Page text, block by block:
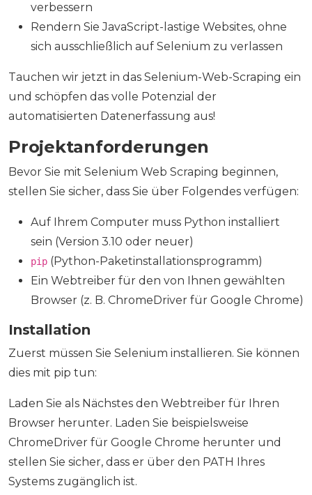
verbessern
Rendern Sie JavaScript-lastige Websites, ohne
sich ausschließlich auf Selenium zu verlassen
Tauchen wir jetzt in das Selenium-Web-Scraping ein
und schöpfen das volle Potenzial der
automatisierten Datenerfassung aus!
Projektanforderungen
Bevor Sie mit Selenium Web Scraping beginnen,
stellen Sie sicher, dass Sie über Folgendes verfügen:
Auf Ihrem Computer muss Python installiert
sein (Version 3.10 oder neuer)
pip (Python-Paketinstallationsprogramm)
Ein Webtreiber für den von Ihnen gewählten
Browser (z. B. ChromeDriver für Google Chrome)
Installation
Zuerst müssen Sie Selenium installieren. Sie können
dies mit pip tun:
Laden Sie als Nächstes den Webtreiber für Ihren
Browser herunter. Laden Sie beispielsweise
ChromeDriver für Google Chrome herunter und
stellen Sie sicher, dass er über den PATH Ihres
Systems zugänglich ist.